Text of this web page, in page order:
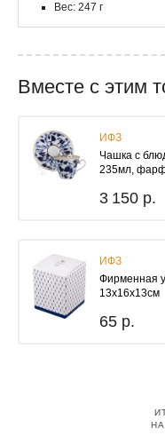
Вес: 247 г
Вместе с этим
ИФЗ
Чашка с
235мл,
3 150 р.
ИФЗ
Фирменная
13х16х13см
65 р.